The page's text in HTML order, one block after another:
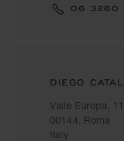
06 3260
DIEGO
Viale Europa,
00144, Roma
Italy